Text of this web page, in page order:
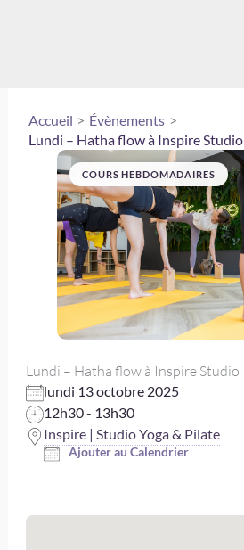
Accueil
Évènements
Lundi – Hatha flow à Inspire Studio
COURS HEBDOMADAIRES
Lundi – Hatha flow à Inspire Studio
lundi 13 octobre 2025
12h30 - 13h30
Inspire | Studio Yoga & Pilate
Ajouter au Calendrier